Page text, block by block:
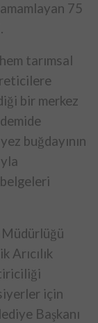
75
tarımsal
bir merkez
buğdayının
Müdürlüğü
Arıcılık
için
Başkanı